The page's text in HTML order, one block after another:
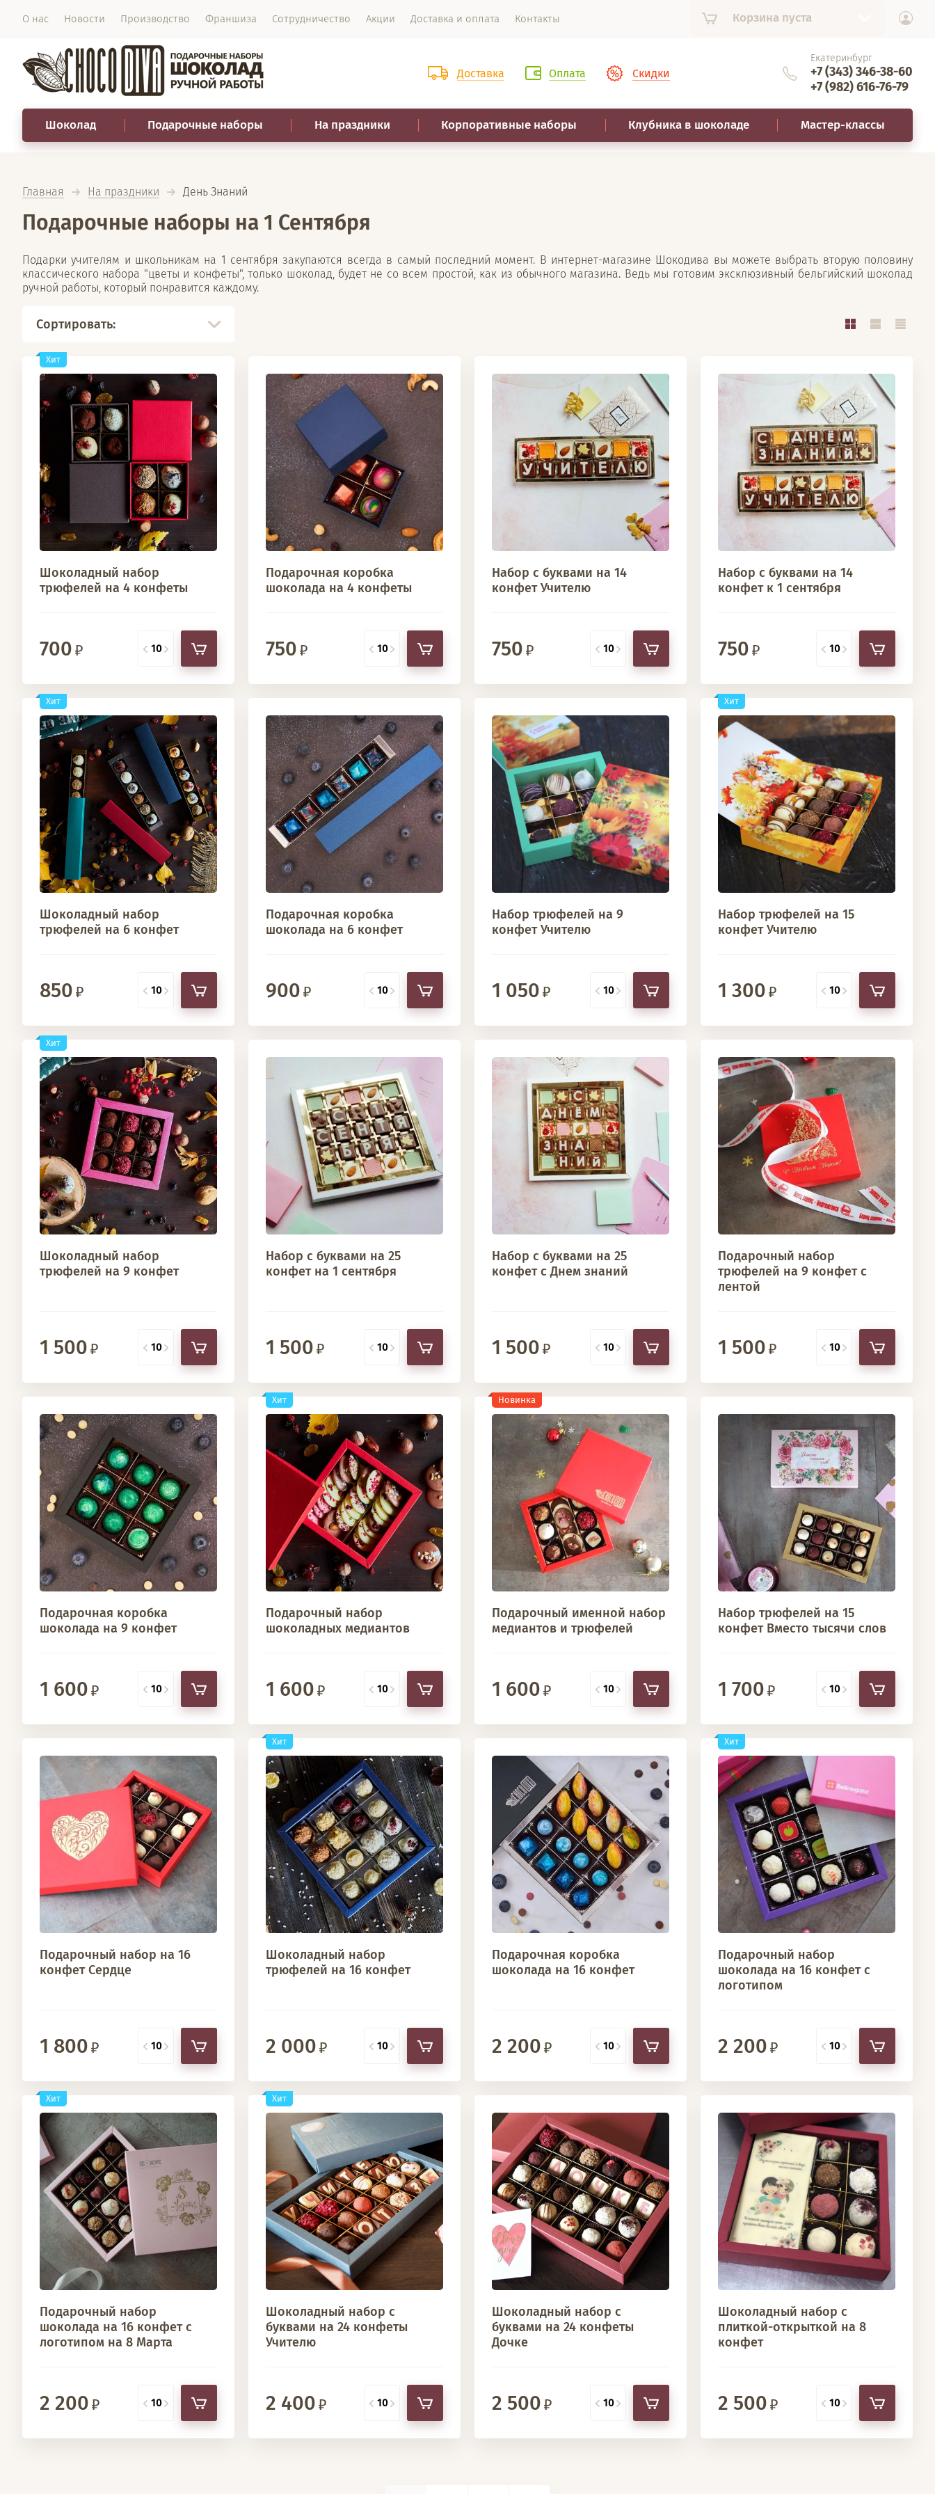
О нас Новости Производство Франшиза Сотрудничество Акции Доставка и оплата Контакты Корзина пуста
Доставка Оплата Скидки
Екатеринбург
+7 (343) 346-38-60
+7 (982) 616-76-79
Шоколад Подарочные наборы На праздники Корпоративные наборы Клубника в шоколаде Мастер-классы
Главная На праздники
  День Знаний
Подарочные наборы на 1 Сентября
Подарки учителям и школьникам на 1 сентября закупаются всегда в самый последний момент. В интернет-магазине Шокодива вы можете выбрать вторую половину
классического набора "цветы и конфеты", только шоколад, будет не со всем простой, как из обычного магазина. Ведь мы готовим эксклюзивный бельгийский шоколад
ручной работы, который понравится каждому.
Сортировать:
Хит
Шоколадный набор
трюфелей на 4 конфеты
700
Подарочная коробка
шоколада на 4 конфеты
750
Набор с буквами на 14
конфет Учителю
750
Набор с буквами на 14
конфет к 1 сентября
750
Хит
Шоколадный набор
трюфелей на 6 конфет
850
Подарочная коробка
шоколада на 6 конфет
900
Набор трюфелей на 9
конфет Учителю
1 050
Хит
Набор трюфелей на 15
конфет Учителю
1 300
Хит
Шоколадный набор
трюфелей на 9 конфет
1 500
Набор с буквами на 25
конфет на 1 сентября
1 500
Набор с буквами на 25
конфет с Днем знаний
1 500
Подарочный набор
трюфелей на 9 конфет с
лентой
1 500
Подарочная коробка
шоколада на 9 конфет
1 600
Хит
Подарочный набор
шоколадных медиантов
1 600
Новинка
Подарочный именной набор
медиантов и трюфелей
1 600
Набор трюфелей на 15
конфет Вместо тысячи слов
1 700
Подарочный набор на 16
конфет Сердце
1 800
Хит
Шоколадный набор
трюфелей на 16 конфет
2 000
Подарочная коробка
шоколада на 16 конфет
2 200
Хит
Подарочный набор
шоколада на 16 конфет с
логотипом
2 200
Хит
Подарочный набор
шоколада на 16 конфет с
логотипом на 8 Марта
2 200
Хит
Шоколадный набор с
буквами на 24 конфеты
Учителю
2 400
Шоколадный набор с
буквами на 24 конфеты
Дочке
2 500
Шоколадный набор с
плиткой-открыткой на 8
конфет
2 500